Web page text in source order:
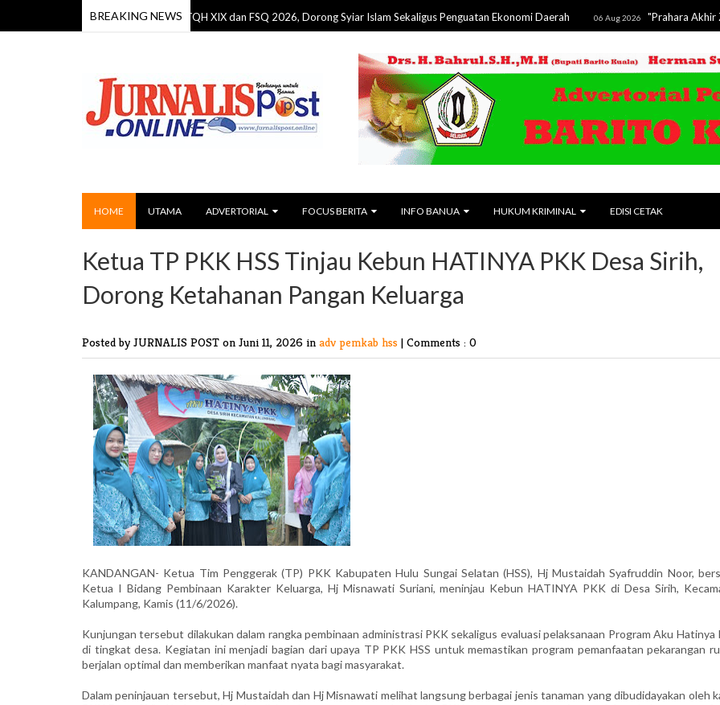
BREAKING NEWS
Seruyan Resmi Buka MTQH XIX dan FSQ 2026, Dorong Syiar Islam Sekaligus Penguatan Ekonomi Daerah 06 Aug 2026 "Prahara Akhir Zaman"
HOME UTAMA ADVERTORIAL FOCUS BERITA INFO BANUA HUKUM KRIMINAL EDISI CETAK
Ketua TP PKK HSS Tinjau Kebun HATINYA PKK Desa Sirih,
Dorong Ketahanan Pangan Keluarga
Posted by JURNALIS POST on Juni 11, 2026 in adv pemkab hss | Comments : 0
KANDANGAN- Ketua Tim Penggerak (TP) PKK Kabupaten Hulu Sungai Selatan (HSS), Hj Mustaidah Syafruddin Noor,
Ketua I Bidang Pembinaan Karakter Keluarga, Hj Misnawati Suriani, meninjau Kebun HATINYA PKK di Desa Sirih,
Kalumpang, Kamis (11/6/2026).
Kunjungan tersebut dilakukan dalam rangka pembinaan administrasi PKK sekaligus evaluasi pelaksanaan Program Aku Hatinya
di tingkat desa. Kegiatan ini menjadi bagian dari upaya TP PKK HSS untuk memastikan program pemanfaatan pekarangan
berjalan optimal dan memberikan manfaat nyata bagi masyarakat.
Dalam peninjauan tersebut, Hj Mustaidah dan Hj Misnawati melihat langsung berbagai jenis tanaman yang dibudidayakan oleh